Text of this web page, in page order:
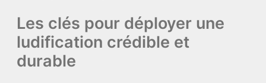
Les clés pour déployer une
ludification crédible et
durable